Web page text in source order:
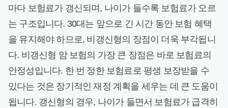
마다 보험료가 갱신되며, 나이가 들수록 보험료가 오르
는 구조입니다. 30대는 앞으로 긴 시간 동안 보험 혜택
을 유지해야 하므로, 비갱신형의 장점이 더욱 부각됩니
다. 비갱신형 암 보험의 가장 큰 장점은 바로 보험료의
안정성입니다. 한 번 정한 보험료로 평생 보장받을 수
있다는 것은 장기적인 재정 계획을 세우는 데 큰 도움이
됩니다. 갱신형의 경우, 나이가 들면서 보험료가 급격히